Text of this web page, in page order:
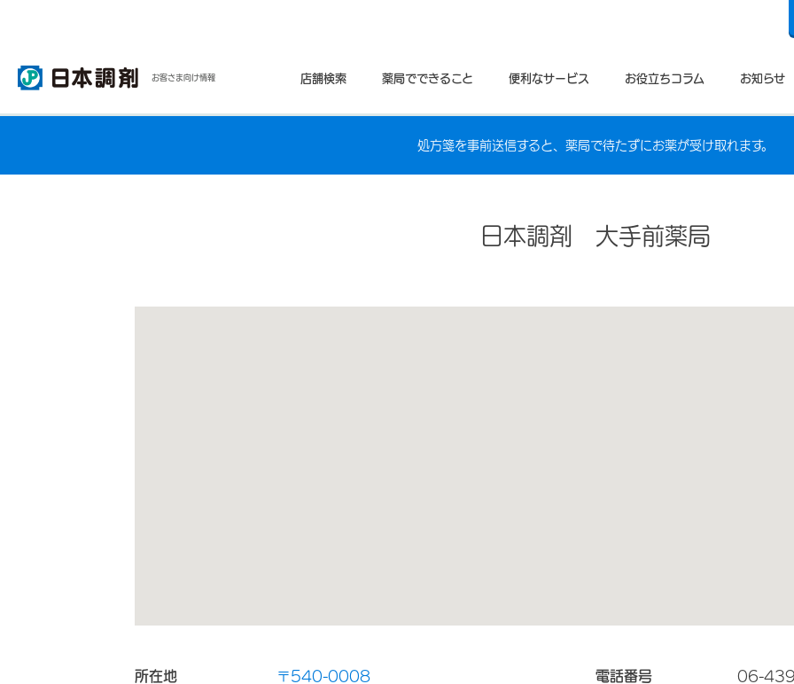
お客さま向け情報 店舗検索 薬局でできること 便利なサービス お役立ちコラム お知らせ
処方箋を事前送信すると、薬局で待たずにお薬が受け取れます。
日本調剤 大手前薬局
所在地
〒540-0008
電話番号 06-